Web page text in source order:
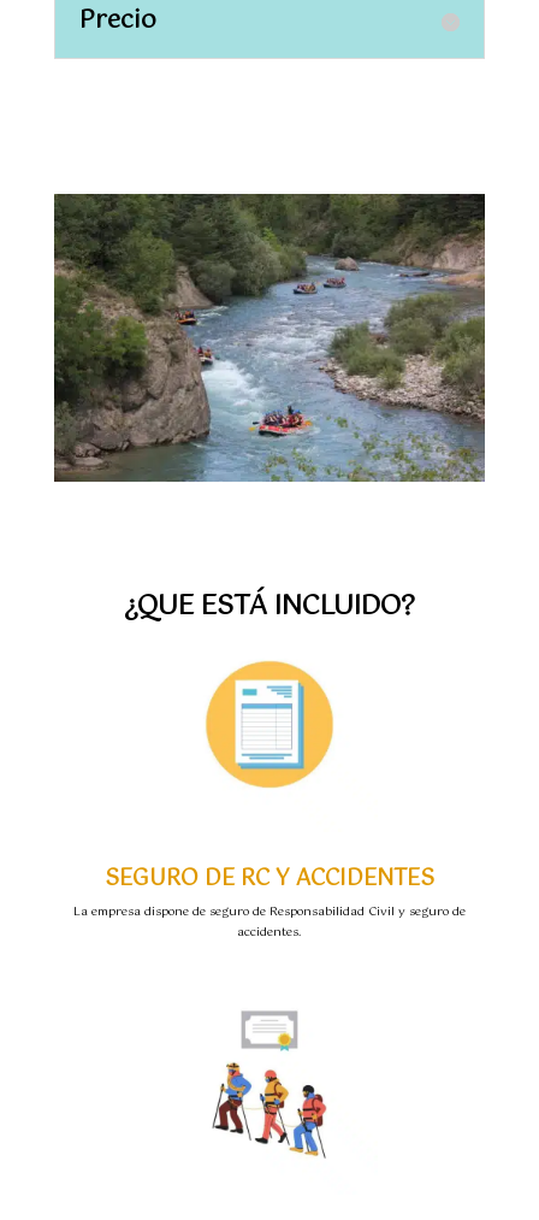
Precio
¿QUE ESTÁ INCLUIDO?
SEGURO DE RC Y ACCIDENTES
La empresa dispone de seguro de Responsabilidad Civil y seguro de
accidentes.